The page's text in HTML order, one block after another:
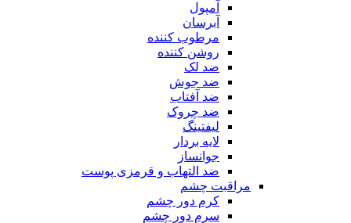
آمپول
آبرسان
مرطوب کننده
روشن کننده
ضد لک
ضد جوش
ضد آفتاب
ضد چروک
لیفتینگ
لایه بردار
جوانساز
ضد التهاب و قرمزی پوست
مراقبت چشم
کرم دور چشم
سرم دور چشم